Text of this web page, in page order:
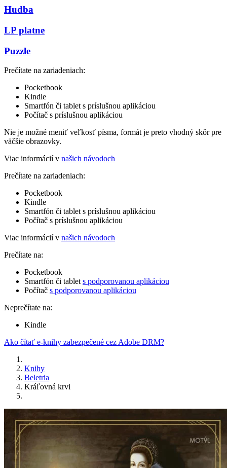
Hudba
LP platne
Puzzle
Prečítate na zariadeniach:
Pocketbook
Kindle
Smartfón či tablet s príslušnou aplikáciou
Počítač s príslušnou aplikáciou
Nie je možné meniť veľkosť písma, formát je preto vhodný skôr pre
väčšie obrazovky.
Viac informácií v našich návodoch
Prečítate na zariadeniach:
Pocketbook
Kindle
Smartfón či tablet s príslušnou aplikáciou
Počítač s príslušnou aplikáciou
Viac informácií v našich návodoch
Prečítate na:
Pocketbook
Smartfón či tablet s podporovanou aplikáciou
Počítač s podporovanou aplikáciou
Neprečítate na:
Kindle
Ako čítať e-knihy zabezpečené cez Adobe DRM?
Knihy
Beletria
Kráľovná krvi